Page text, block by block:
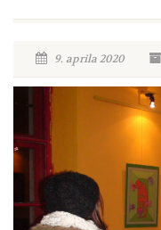
9. aprila 2020